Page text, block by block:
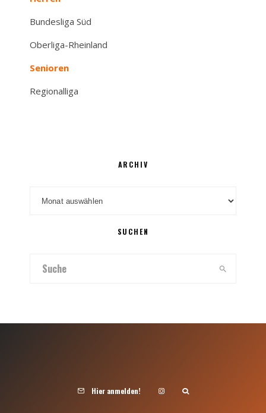
Bundesliga Süd
Oberliga-Rheinland
Senioren
Regionalliga
ARCHIV
SUCHEN
Hier anmelden!